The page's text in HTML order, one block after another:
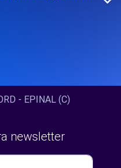
- EPINAL (C)
newsletter